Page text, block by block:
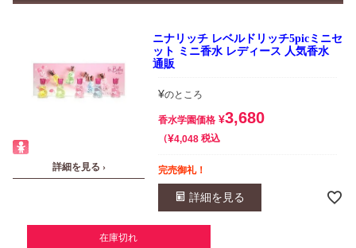
詳細を見る ›
ニナリッチ レベルドリッチ5picミニセ
ット ミニ香水 レディース 人気香水
通販
¥のところ
香水学園価格 ¥3,680
¥4,048 税込
完売御礼！
詳細を見る
在庫切れ